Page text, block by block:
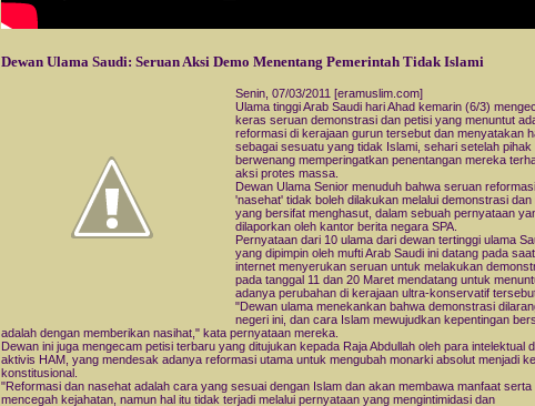
Dewan Ulama Saudi: Seruan Aksi Demo Menentang Pemerintah Tidak Islami
Senin, 07/03/2011 [eramuslim.com]
Ulama tinggi Arab Saudi hari Ahad kemarin (6/3)
keras seruan demonstrasi dan petisi yang menuntut
reformasi di kerajaan gurun tersebut dan menyatakan
sebagai sesuatu yang tidak Islami, sehari setelah pihak
berwenang memperingatkan penentangan mereka
aksi protes massa.
Dewan Ulama Senior menuduh bahwa seruan
'nasehat' tidak boleh dilakukan melalui demonstrasi dan
yang bersifat menghasut, dalam sebuah pernyataan
dilaporkan oleh kantor berita negara SPA.
Pernyataan dari 10 ulama dari dewan tertinggi ulama
yang dipimpin oleh mufti Arab Saudi ini datang pada
internet menyerukan seruan untuk melakukan
pada tanggal 11 dan 20 Maret mendatang untuk
adanya perubahan di kerajaan ultra-konservatif
"Dewan ulama menekankan bahwa demonstrasi
negeri ini, dan cara Islam mewujudkan kepentingan
adalah dengan memberikan nasihat," kata pernyataan mereka.
Dewan ini juga mengecam petisi terbaru yang ditujukan kepada Raja Abdullah oleh para intelektual
aktivis HAM, yang mendesak adanya reformasi utama untuk mengubah monarki absolut menjadi
konstitusional.
"Reformasi dan nasehat adalah cara yang sesuai dengan Islam dan akan membawa manfaat serta
mencegah kejahatan, namun hal itu tidak terjadi melalui pernyataan yang mengintimidasi dan